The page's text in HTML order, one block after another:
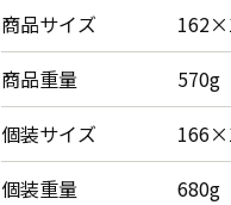
商品サイズ
商品重量
570g
個装サイズ
個装重量
680g